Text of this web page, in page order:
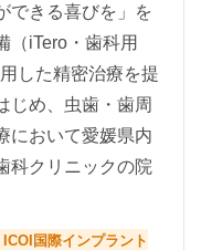
できる喜びを」を
（iTero・歯科用
した精密治療を提
じめ、虫歯・歯周
において愛媛県内
科クリニックの院
ICOI国際インプラント